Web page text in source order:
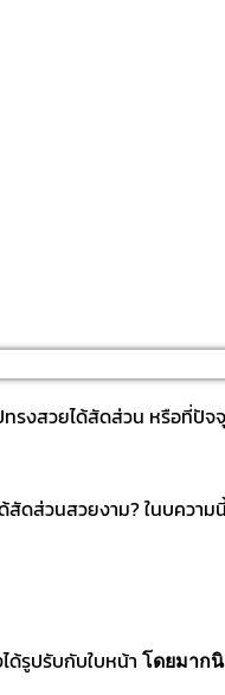
รงสวยได้สัดส่วน หรือที่ปั
ด้สัดส่วนสวยงาม? ในบควา
ด้รูปรับกับใบหน้า โดยมาก